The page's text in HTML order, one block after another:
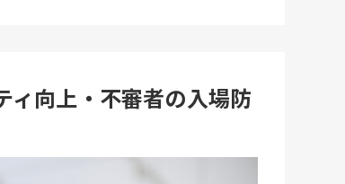
ィ向上・不審者の入場防